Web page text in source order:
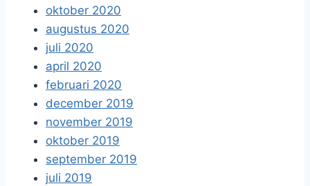
oktober 2020
augustus 2020
juli 2020
april 2020
februari 2020
december 2019
november 2019
oktober 2019
september 2019
juli 2019